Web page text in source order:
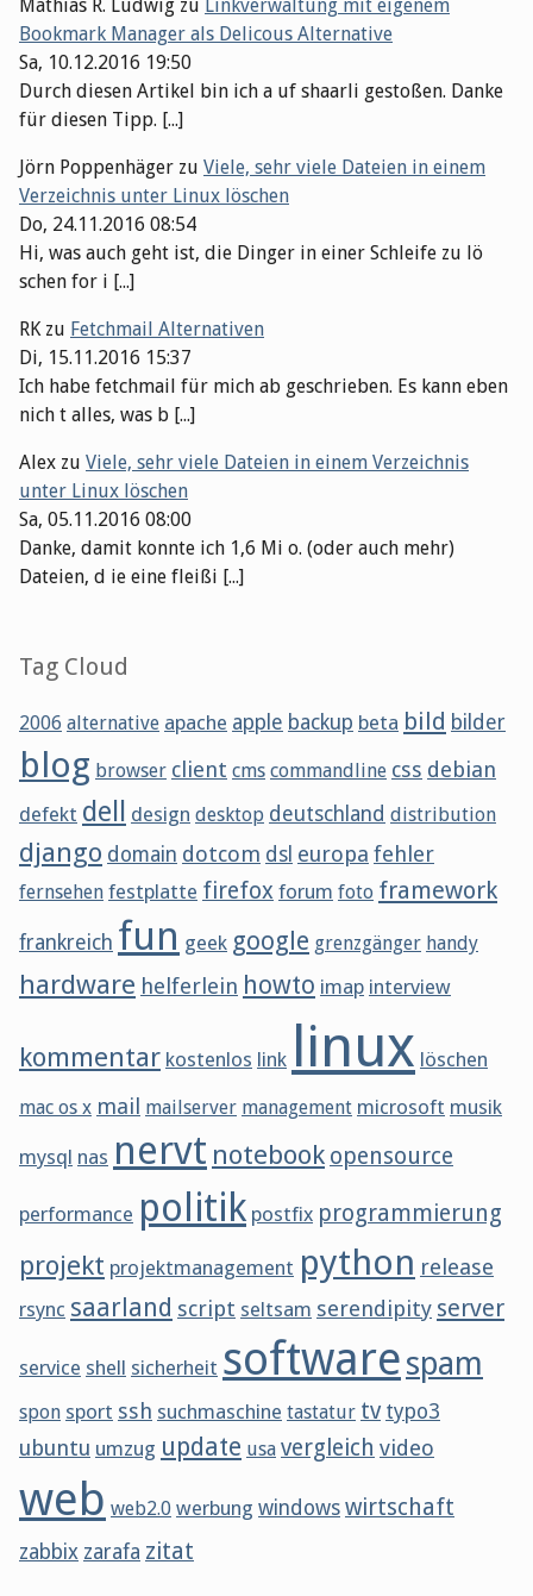
Mathias R. Ludwig zu Linkverwaltung mit eigenem
Bookmark Manager als Delicous Alternative
Sa, 10.12.2016 19:50
Durch diesen Artikel bin ich a uf shaarli gestoßen. Danke
für diesen Tipp. [...]
Jörn Poppenhäger zu Viele, sehr viele Dateien in einem
Verzeichnis unter Linux löschen
Do, 24.11.2016 08:54
Hi, was auch geht ist, die Dinger in einer Schleife zu lö
schen for i [...]
RKzu Fetchmail Alternativen
Di, 15.11.2016 15:37
Ich habe fetchmail für mich ab geschrieben. Es kann eben
nich t alles, was b [...]
Alex zu Viele, sehr viele Dateien in einem Verzeichnis
unter Linux löschen
Sa, 05.11.2016 08:00
Danke, damit konnte ich 1,6 Mi o. (oder auch mehr)
Dateien, d ie eine fleißi [...]
Tag Cloud
2006 alternative apache apple backup beta bild bilder
blog browser client cms commandline css debian
defekt dell design desktop deutschland distribution
django domain dotcom dsl europa fehler
fernsehen festplatte firefox forum foto framework
frankreich fun geek google grenzgänger handy
hardware helferlein howto imap interview
kommentar kostenlos link linux löschen
mac os x mail mailserver management microsoft musik
mysql nas nervt notebook opensource
performance politik postfix programmierung
projekt projektmanagement python release
rsync saarland script seltsam serendipity server
service shell sicherheit softwarespam
spon sport ssh suchmaschine tastatur tv typo3
ubuntu umzug update usa vergleich video
web web2.0 werbung windows wirtschaft
zabbix zarafa zitat